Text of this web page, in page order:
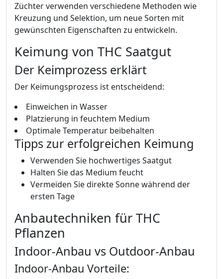
Züchter verwenden verschiedene Methoden wie
Kreuzung und Selektion, um neue Sorten mit
gewünschten Eigenschaften zu entwickeln.
Keimung von THC Saatgut
Der Keimprozess erklärt
Der Keimungsprozess ist entscheidend:
Einweichen in Wasser
Platzierung in feuchtem Medium
Optimale Temperatur beibehalten
Tipps zur erfolgreichen Keimung
Verwenden Sie hochwertiges Saatgut
Halten Sie das Medium feucht
Vermeiden Sie direkte Sonne während der
ersten Tage
Anbautechniken für THC
Pflanzen
Indoor-Anbau vs Outdoor-Anbau
Indoor-Anbau Vorteile: